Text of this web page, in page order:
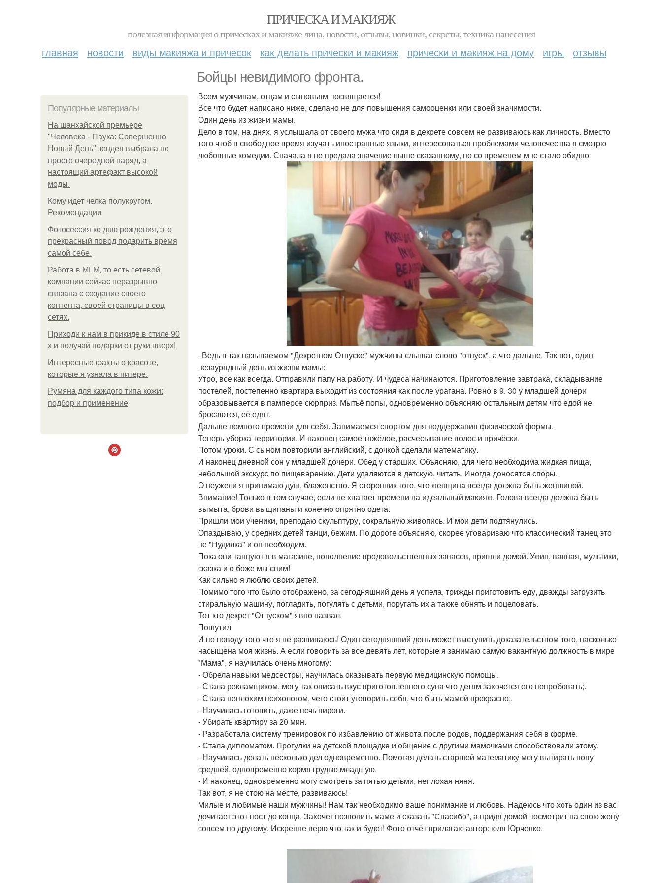
ПРИЧЕСКА И МАКИЯЖ
полезная информация о прическах и макияже лица, новости, отзывы, новинки, секреты, техника нанесения
главная новости виды макияжа и причесок как делать прически и макияж прически и макияж на дому игры отзывы
Бойцы невидимого фронта.
Популярные материалы
На шанхайской премьере
"Человека - Паука: Совершенно
Новый День" зендея выбрала не
просто очередной наряд, а
настоящий артефакт высокой
моды.
Кому идет челка полукругом.
Рекомендации
Фотосессия ко дню рождения, это
прекрасный повод подарить время
самой себе.
Работа в MLM, то есть сетевой
компании сейчас неразрывно
связана с создание своего
контента, своей страницы в соц
сетях.
Приходи к нам в прикиде в стиле 90
х и получай подарки от руки вверх!
Интересные факты о красоте,
которые я узнала в питере.
Румяна для каждого типа кожи:
подбор и применение
Всем мужчинам, отцам и сыновьям посвящается!
Все что будет написано ниже, сделано не для повышения самооценки или своей значимости.
Один день из жизни мамы.
Дело в том, на днях, я услышала от своего мужа что сидя в декрете совсем не развиваюсь как личность. Вместо
того чтоб в свободное время изучать иностранные языки, интересоваться проблемами человечества я смотрю
любовные комедии. Сначала я не предала значение выше сказанному, но со временем мне стало обидно
. Ведь в так называемом "Декретном Отпуске" мужчины слышат слово "отпуск", а что дальше. Так вот, один
незаурядный день из жизни мамы:
Утро, все как всегда. Отправили папу на работу. И чудеса начинаются. Приготовление завтрака, складывание
постелей, постепенно квартира выходит из состояния как после урагана. Ровно в 9. 30 у младшей дочери
образовывается в памперсе сюрприз. Мытьё попы, одновременно объясняю остальным детям что едой не
бросаются, её едят.
Дальше немного времени для себя. Занимаемся спортом для поддержания физической формы.
Теперь уборка территории. И наконец самое тяжёлое, расчесывание волос и причёски.
Потом уроки. С сыном повторили английский, с дочкой сделали математику.
И наконец дневной сон у младшей дочери. Обед у старших. Объясняю, для чего необходима жидкая пища,
небольшой экскурс по пищеварению. Дети удаляются в детскую, читать. Иногда доносятся споры.
О неужели я принимаю душ, блаженство. Я сторонник того, что женщина всегда должна быть женщиной.
Внимание! Только в том случае, если не хватает времени на идеальный макияж. Голова всегда должна быть
вымыта, брови выщипаны и конечно опрятно одета.
Пришли мои ученики, преподаю скульптуру, сокральную живопись. И мои дети подтянулись.
Опаздываю, у средних детей танци, бежим. По дороге объясняю, скорее уговариваю что классический танец это
не "Нудилка" и он необходим.
Пока они танцуют я в магазине, пополнение продовольственных запасов, пришли домой. Ужин, ванная, мультики,
сказка и о боже мы спим!
Как сильно я люблю своих детей.
Помимо того что было отображено, за сегодняшний день я успела, трижды приготовить еду, дважды загрузить
стиральную машину, погладить, погулять с детьми, поругать их а также обнять и поцеловать.
Тот кто декрет "Отпуском" явно назвал.
Пошутил.
И по поводу того что я не развиваюсь! Один сегодняшний день может выступить доказательством того, насколько
насыщена моя жизнь. А если говорить за все девять лет, которые я занимаю самую вакантную должность в мире
"Мама", я научилась очень многому:
- Обрела навыки медсестры, научилась оказывать первую медицинскую помощь;.
- Стала рекламщиком, могу так описать вкус приготовленного супа что детям захочется его попробовать;.
- Стала неплохим психологом, чего стоит уговорить себя, что быть мамой прекрасно;.
- Научилась готовить, даже печь пироги.
- Убирать квартиру за 20 мин.
- Разработала систему тренировок по избавлению от живота после родов, поддержания себя в форме.
- Стала дипломатом. Прогулки на детской площадке и общение с другими мамочками способствовали этому.
- Научилась делать несколько дел одновременно. Помогая делать старшей математику могу вытирать попу
средней, одновременно кормя грудью младшую.
- И наконец, одновременно могу смотреть за пятью детьми, неплохая няня.
Так вот, я не стою на месте, развиваюсь!
Милые и любимые наши мужчины! Нам так необходимо ваше понимание и любовь. Надеюсь что хоть один из вас
дочитает этот пост до конца. Захочет позвонить маме и сказать "Спасибо", а придя домой посмотрит на свою жену
совсем по другому. Искренне верю что так и будет! Фото отчёт прилагаю автор: юля Юрченко.